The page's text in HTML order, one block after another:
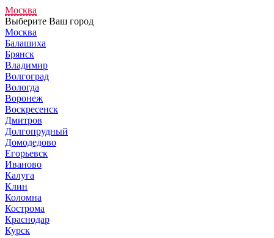
Москва
Выберите Ваш город
Москва
Балашиха
Брянск
Владимир
Волгоград
Вологда
Воронеж
Воскресенск
Дмитров
Долгопрудный
Домодедово
Егорьевск
Иваново
Калуга
Клин
Коломна
Кострома
Краснодар
Курск